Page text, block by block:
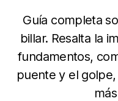
Guía completa
billar. Resalta la
fundamentos,
puente y el